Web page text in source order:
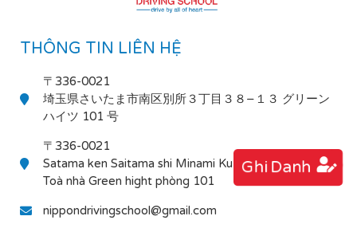
Ghi Danh
THÔNG TIN LIÊN HỆ
〒336-0021
埼玉県さいたま市南区別所３丁目３８−１３ グリーン
ハイツ 101 号
〒336-0021
Satama ken Saitama shi Minami Ku Bessho 3-38-13
Toà nhà Green hight phòng 101
nippondrivingschool@gmail.com